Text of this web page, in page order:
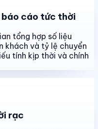
báo cáo tức thời
tổng hợp số liệu
khách và tỷ lệ chuyển
tính kịp thời và chính
rạc